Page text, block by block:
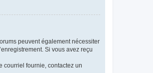
peuvent également nécessiter
Si vous avez reçu
courriel fournie, contactez un